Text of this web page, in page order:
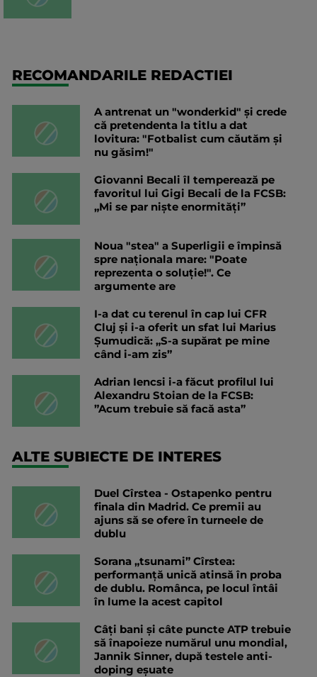
RECOMANDARILE REDACTIEI
A antrenat un "wonderkid" și crede
că pretendenta la titlu a dat
lovitura: "Fotbalist cum căutăm și
nu găsim!"
Giovanni Becali îl temperează pe
favoritul lui Gigi Becali de la FCSB:
„Mi se par niște enormități”
Noua "stea" a Superligii e împinsă
spre naționala mare: "Poate
reprezenta o soluție!". Ce
argumente are
I-a dat cu terenul în cap lui CFR
Cluj și i-a oferit un sfat lui Marius
Șumudică: „S-a supărat pe mine
când i-am zis”
Adrian Iencsi i-a făcut profilul lui
Alexandru Stoian de la FCSB:
”Acum trebuie să facă asta”
ALTE SUBIECTE DE INTERES
Duel Cîrstea - Ostapenko pentru
finala din Madrid. Ce premii au
ajuns să se ofere în turneele de
dublu
Sorana „tsunami” Cîrstea:
performanță unică atinsă în proba
de dublu. Românca, pe locul întâi
în lume la acest capitol
Câți bani și câte puncte ATP trebuie
să înapoieze numărul unu mondial,
Jannik Sinner, după testele anti-
doping eșuate